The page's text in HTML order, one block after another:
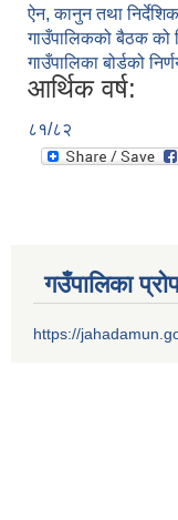
ऐन, कानुन तथा
गाउँपालिकको बैठक को
गाउँपालिका बोर्डको
आर्थिक वर्ष:
८१/८२
गउँपालिका
https://